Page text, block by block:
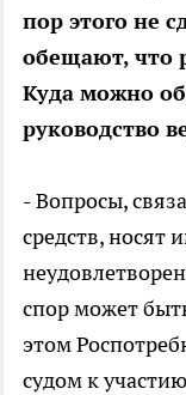
пор этого не
обещают, что
Куда можно
руководство
- Вопросы,
средств, носят
спор может
этом
судом к